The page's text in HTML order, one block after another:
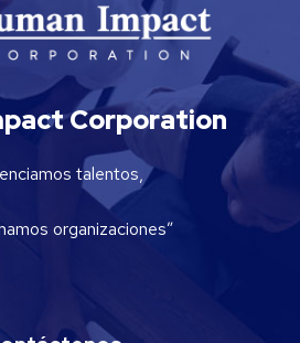
Corporation
talentos,
organizaciones”